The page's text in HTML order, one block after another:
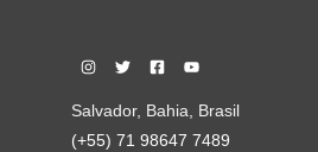
Salvador, Bahia, Brasil
(+55) 71 98647 7489